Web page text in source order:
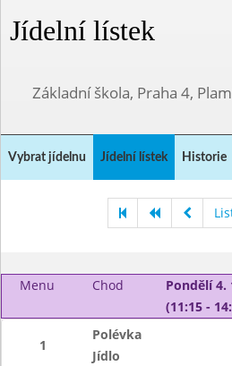
Jídelní lístek
Základní škola, Praha 4,
Vybrat jídelnu Jídelní lístek Historie
Menu Chod
Pondělí 4.
(11:15 -
1
Polévka
Jídlo